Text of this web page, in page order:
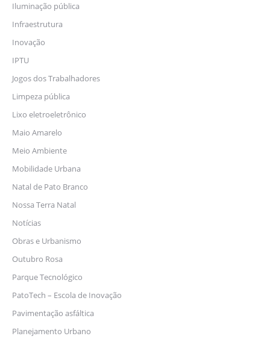
Iluminação pública
Infraestrutura
Inovação
IPTU
Jogos dos Trabalhadores
Limpeza pública
Lixo eletroeletrônico
Maio Amarelo
Meio Ambiente
Mobilidade Urbana
Natal de Pato Branco
Nossa Terra Natal
Notícias
Obras e Urbanismo
Outubro Rosa
Parque Tecnológico
PatoTech – Escola de Inovação
Pavimentação asfáltica
Planejamento Urbano